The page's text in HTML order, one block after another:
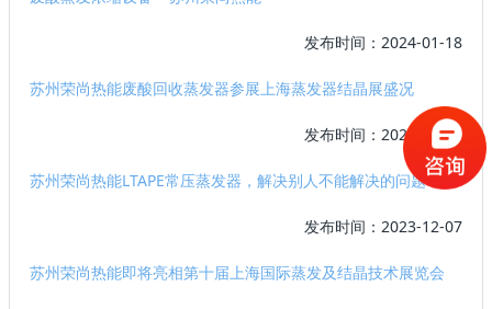
发布时间：2024-01-18
苏州荣尚热能废酸回收蒸发器参展上海蒸发器结晶展盛况
发布时间：2023-12-18
苏州荣尚热能LTAPE常压蒸发器，解决别人不能解决的问题
发布时间：2023-12-07
苏州荣尚热能即将亮相第十届上海国际蒸发及结晶技术展览会